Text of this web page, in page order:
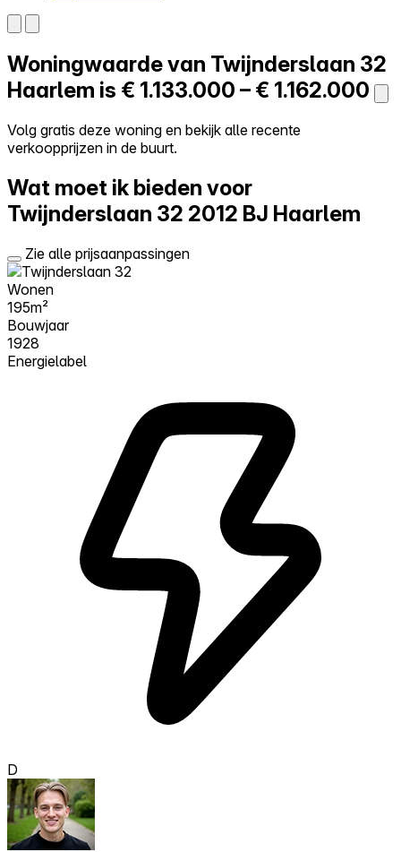
Zelf kopen
Alles-in-één
Reviews
Log in
Woningwaarde van Twijnderslaan 32
Haarlem is € 1.133.000 – € 1.162.000
Volg gratis deze woning en bekijk alle recente
verkoopprijzen in de buurt.
Wat moet ik bieden voor
Twijnderslaan 32 2012 BJ Haarlem
Zie alle prijsaanpassingen
Wonen
195m²
Bouwjaar
1928
Energielabel
D